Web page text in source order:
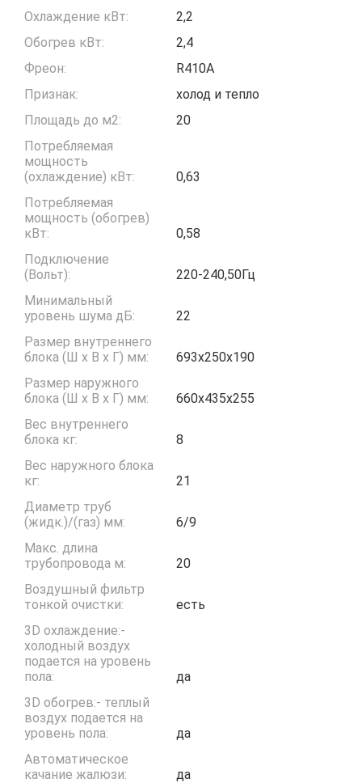
Охлаждение кВт:
2,2
Обогрев кВт:
2,4
Фреон:
R410A
Признак:
холод и тепло
Площадь до м2:
20
Потребляемая
мощность
(охлаждение) кВт:
0,63
Потребляемая
мощность (обогрев)
кВт:
0,58
Подключение
(Вольт):
220-240,50Гц
Минимальный
уровень шума дБ:
22
Размер внутреннего
блока (Ш x В x Г) мм:
693x250x190
Размер наружного
блока (Ш x В x Г) мм:
660x435x255
Вес внутреннего
блока кг:
8
Вес наружного блока
кг:
21
Диаметр труб
(жидк.)/(газ) мм:
6/9
Макс. длина
трубопровода м:
20
Воздушный фильтр
тонкой очистки:
есть
3D охлаждение:-
холодный воздух
подается на уровень
пола:
да
3D обогрев:- теплый
воздух подается на
уровень пола:
да
Автоматическое
качание жалюзи:
да